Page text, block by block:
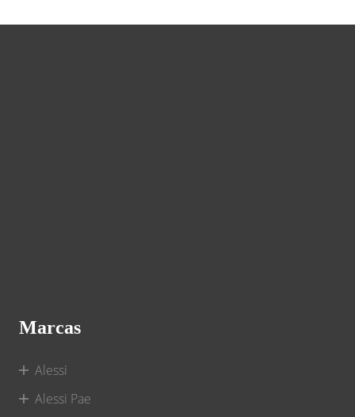
Marcas
Alessi
Alessi Pae